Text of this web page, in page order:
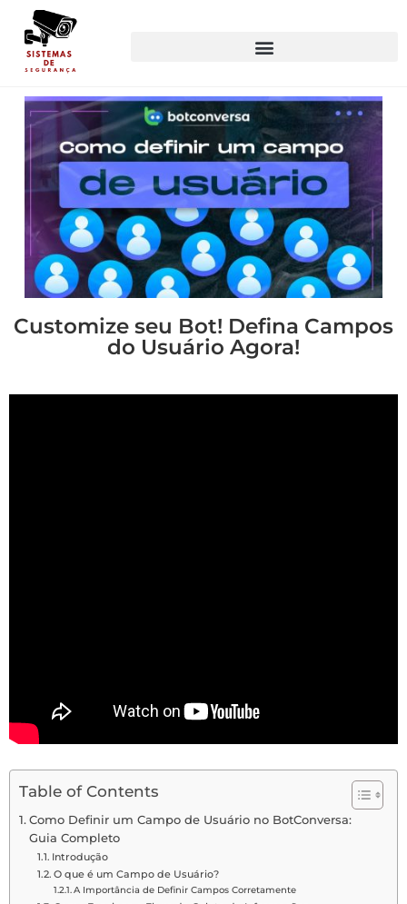
Customize seu Bot! Defina Campos
do Usuário Agora!
Table of Contents
Como Definir um Campo de Usuário no BotConversa:
Guia Completo
Introdução
O que é um Campo de Usuário?
A Importância de Definir Campos Corretamente